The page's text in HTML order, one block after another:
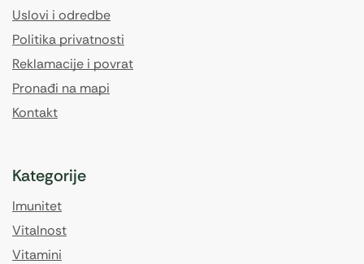
Uslovi i odredbe
Politika privatnosti
Reklamacije i povrat
Pronađi na mapi
Kontakt
Kategorije
Imunitet
Vitalnost
Vitamini